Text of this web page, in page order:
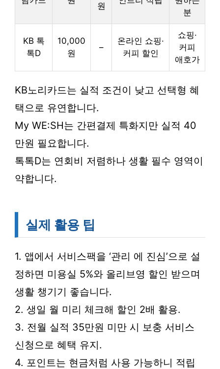
원
분
KB 톡
톡D
10,000
원
–
온라인 쇼핑·
커피 할인
쇼핑·
커피
애호가
KB노리카드는 실적 조건이 낮고 선택형 혜
택으로 유연합니다.
My WE:SH는 간편결제 특화지만 실적 40
만원 필요합니다.
톡톡D는 연회비 저렴하나 생활 필수 영역이
약합니다.
실제 활용 팁
1. 앱에서 서비스팩을 ‘관리 에 진심’으로 설
정하면 미용실 5%와 올리브영 할인 받으며
생활 챙기기 좋습니다.
2. 생일 월 미리 체크해 할인 2배 활용.
3. 전월 실적 35만원 미만 시 보충 서비스
신청으로 혜택 유지.
4. 포인트는 현금처럼 사용 가능하니 적립